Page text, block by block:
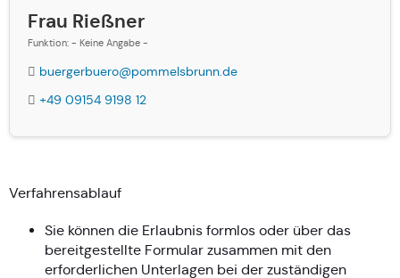
Frau Rießner
Funktion: - Keine Angabe -
buergerbuero@pommelsbrunn.de
+49 09154 9198 12
Verfahrensablauf
Sie können die Erlaubnis formlos oder über das
bereitgestellte Formular zusammen mit den
erforderlichen Unterlagen bei der zuständigen